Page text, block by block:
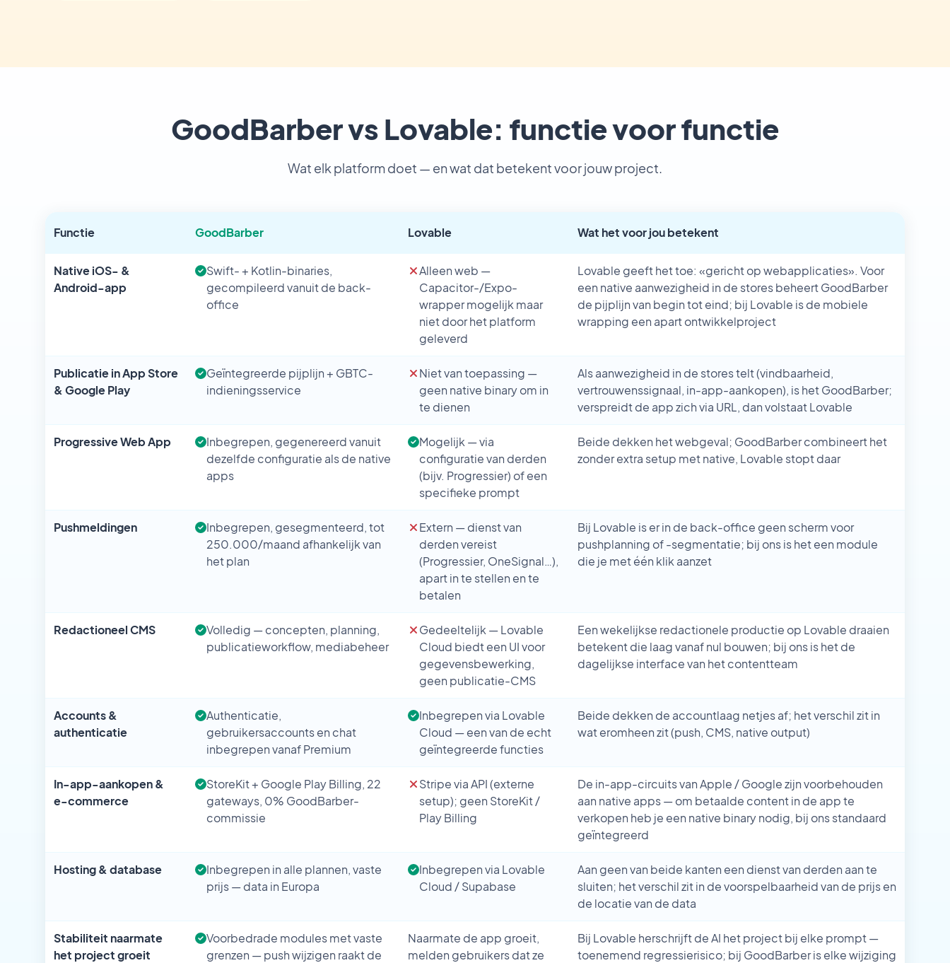
GoodBarber vs Lovable: functie voor functie
Wat elk platform doet — en wat dat betekent voor jouw project.
Functie GoodBarber Lovable Wat het voor jou betekent
Native iOS- &
Android-app
Swift- + Kotlin-binaries,
gecompileerd vanuit de back-
office
Alleen web —
Capacitor-/Expo-
wrapper mogelijk maar
niet door het platform
geleverd
Lovable geeft het toe: «gericht op webapplicaties». Voor
een native aanwezigheid in de stores beheert GoodBarber
de pijplijn van begin tot eind; bij Lovable is de mobiele
wrapping een apart ontwikkelproject
Publicatie in App Store
& Google Play
Geïntegreerde pijplijn + GBTC-
indieningsservice
Niet van toepassing —
geen native binary om in
te dienen
Als aanwezigheid in de stores telt (vindbaarheid,
vertrouwenssignaal, in-app-aankopen), is het GoodBarber;
verspreidt de app zich via URL, dan volstaat Lovable
Progressive Web App
Inbegrepen, gegenereerd vanuit
dezelfde configuratie als de native
apps
Mogelijk — via
configuratie van derden
(bijv. Progressier) of een
specifieke prompt
Beide dekken het webgeval; GoodBarber combineert het
zonder extra setup met native, Lovable stopt daar
Pushmeldingen
Inbegrepen, gesegmenteerd, tot
250.000/maand afhankelijk van
het plan
Extern — dienst van
derden vereist
(Progressier, OneSignal…),
apart in te stellen en te
betalen
Bij Lovable is er in de back-office geen scherm voor
pushplanning of -segmentatie; bij ons is het een module
die je met één klik aanzet
Redactioneel CMS
Volledig — concepten, planning,
publicatieworkflow, mediabeheer
Gedeeltelijk — Lovable
Cloud biedt een UI voor
gegevensbewerking,
geen publicatie-CMS
Een wekelijkse redactionele productie op Lovable draaien
betekent die laag vanaf nul bouwen; bij ons is het de
dagelijkse interface van het contentteam
Accounts &
authenticatie
Authenticatie,
gebruikersaccounts en chat
inbegrepen vanaf Premium
Inbegrepen via Lovable
Cloud — een van de echt
geïntegreerde functies
Beide dekken de accountlaag netjes af; het verschil zit in
wat eromheen zit (push, CMS, native output)
In-app-aankopen &
e-commerce
StoreKit + Google Play Billing, 22
gateways, 0% GoodBarber-
commissie
Stripe via API (externe
setup); geen StoreKit /
Play Billing
De in-app-circuits van Apple / Google zijn voorbehouden
aan native apps — om betaalde content in de app te
verkopen heb je een native binary nodig, bij ons standaard
geïntegreerd
Hosting & database
Inbegrepen in alle plannen, vaste
prijs — data in Europa
Inbegrepen via Lovable
Cloud / Supabase
Aan geen van beide kanten een dienst van derden aan te
sluiten; het verschil zit in de voorspelbaarheid van de prijs en
de locatie van de data
Stabiliteit naarmate
het project groeit
Voorbedrade modules met vaste
grenzen — push wijzigen raakt de
Naarmate de app groeit,
melden gebruikers dat ze
Bij Lovable herschrijft de AI het project bij elke prompt —
toenemend regressierisico; bij GoodBarber is elke wijziging